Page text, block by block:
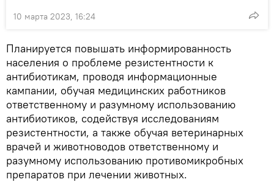
10 марта 2023, 16:24
Планируется повышать информированность
населения о проблеме резистентности к
антибиотикам, проводя информационные
кампании, обучая медицинских работников
ответственному и разумному использованию
антибиотиков, содействуя исследованиям
резистентности, а также обучая ветеринарных
врачей и животноводов ответственному и
разумному использованию противомикробных
препаратов при лечении животных.